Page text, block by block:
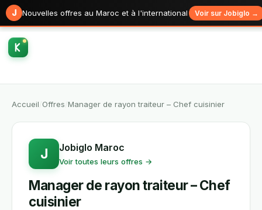
J Nouvelles offres au Maroc et à l'international Voir sur Jobiglo →
Accueil Offres Manager de rayon traiteur – Chef cuisinier
J Jobiglo Maroc
Voir toutes leurs offres →
Manager de rayon traiteur – Chef
cuisinier